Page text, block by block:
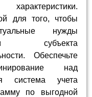
для того, чтобы
нужды
субъекта
Обеспечьте
над
система учета
по выгодной